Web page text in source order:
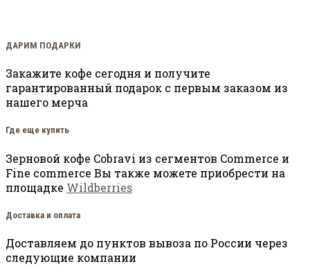
ДАРИМ ПОДАРКИ
Закажите кофе сегодня и получите
гарантированный подарок с первым заказом из
нашего мерча
Где еще купить
Зерновой кофе Cobravi из сегментов Commerce и
Fine commerce Вы также можете приобрести на
площадке Wildberries
Доставка и оплата
Доставляем до пунктов вывоза по России через
следующие компании